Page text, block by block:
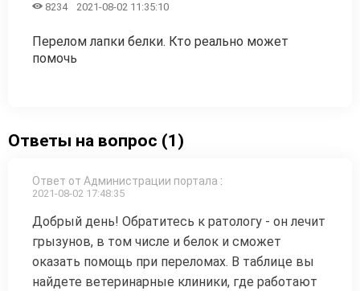
 8234 2021-08-02 11:35:10
Перелом лапки белки. Кто реально может
помочь
Ответы на вопрос (1)
Ответ от Администрации портала :
2021-08-02 17:48:35
Добрый день! Обратитесь к ратологу - он лечит
грызунов, в том числе и белок и сможет
оказать помощь при переломах. В таблице вы
найдете ветеринарные клиники, где работают